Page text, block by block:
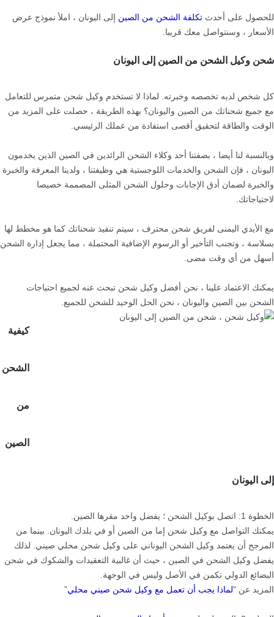
للحصول على أحدث تكلفة الشحن من الصين إلى اليونان ، املأ نموذج عرض
الأسعار ، وسنتواصل معك قريبا.
شحن وكيل الشحن من الصين إلى اليونان
كل شخص لديه تخصصه وخبرته. لماذا لا تستخدم وكيل شحن متمرس للتعامل
مع جميع شحناتك من الصين واليونان؟ بهذه الطريقة ، حصلت على المزيد من
الوقت والطاقة لتحقيق أقصى استفادة من عملك الرئيسي.
وبالنسبة لنا أيضا ، بصفتنا أحد وكلاء الشحن الرائدين في الصين الذين يخدمون
اليونان ، فإن الشحن والخدمات اللوجستية هي وظيفتنا ، ولدينا المعرفة والخبرة
والخبرة لضمان أدق الإجابات وحلول الشحن المثلى المصممة خصيصا
لاحتياجاتك.
مع الأيدي اليمنى لفريق شحن محترف ، سيتم تنفيذ شحناتك كما هو مخطط لها
بسلاسة ، وتجنب التأخير أو الرسوم الإضافية المحتملة ، مما يجعل إدارة الشحن
أسهل من أي وقت مضى.
يمكنك الاعتماد علينا ، نحن أفضل وكيل شحن تبحث عنه لجميع احتياجات
الشحن بين الصين واليونان ، نحن الحل الوحيد للشحن للجميع.
كيفية
الشحن
من
الصين
إلى اليونان
الخطوة 1: اتصل بوكيل الشحن ؛ يفضل واحد مقرها الصين.
يمكنك التواصل مع وكيل شحن إما من الصين أو في بلدك اليونان. بينما من
المرجح أن يعتمد وكيل الشحن اليوناني على وكيل شحن محلي صيني. لذلك
يفضل وكيل الشحن في الصين ، حيث أن غالبية التعقيدات والشكوك في شحن
البضائع الدولي تكمن في الأصل وليس في الوجهة.
المزيد عن "لماذا يجب أن تعمل مع وكيل شحن صيني محلي”